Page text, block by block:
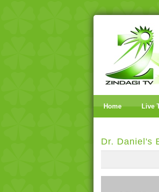
Home Live
Dr. Daniel's